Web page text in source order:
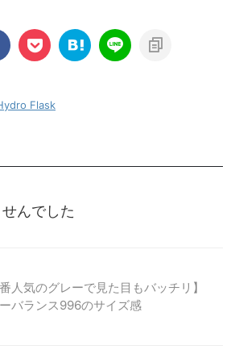
Flask
んでした
番人気のグレーで見た目もバッチリ】
バランス996のサイズ感